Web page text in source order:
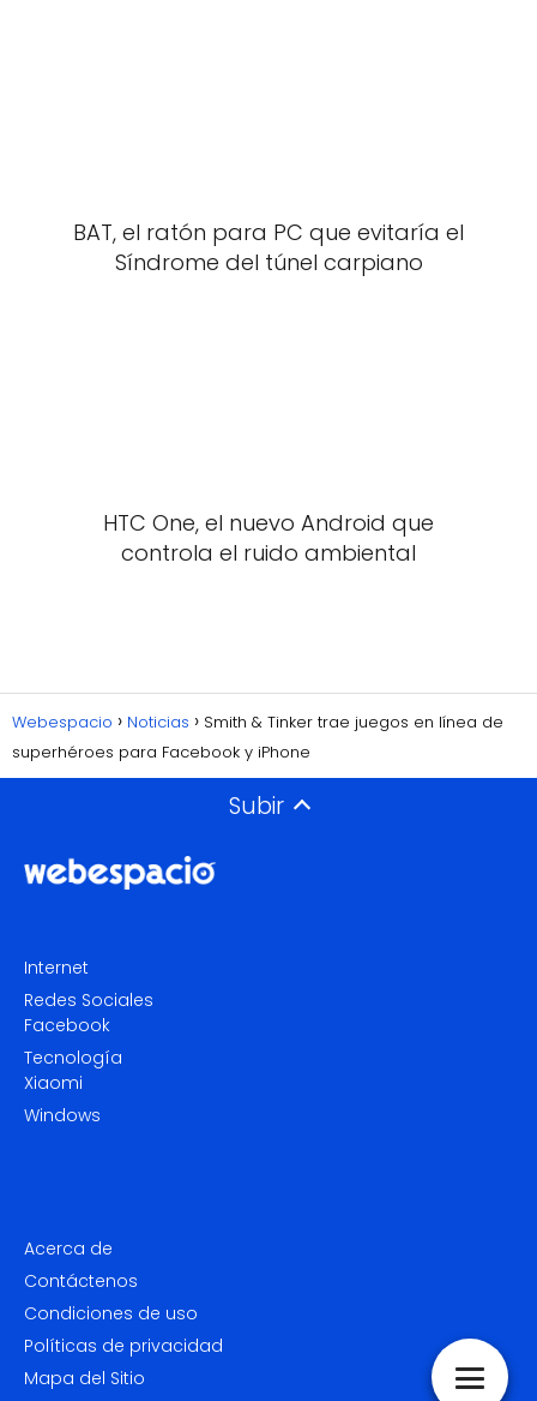
BAT, el ratón para PC que evitaría el
Síndrome del túnel carpiano
HTC One, el nuevo Android que
controla el ruido ambiental
Webespacio Noticias
Smith & Tinker trae juegos en línea de
superhéroes para Facebook y iPhone
Subir
Internet
Redes Sociales
Facebook
Tecnología
Xiaomi
Windows
Acerca de
Contáctenos
Condiciones de uso
Políticas de privacidad
Mapa del Sitio